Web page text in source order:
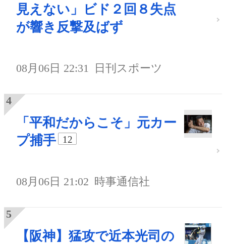
見えない」ビド２回８失点
が響き反撃及ばず
08月06日 22:31 日刊スポーツ
「平和だからこそ」元カー
プ捕手
12
08月06日 21:02 時事通信社
【阪神】猛攻で近本光司の